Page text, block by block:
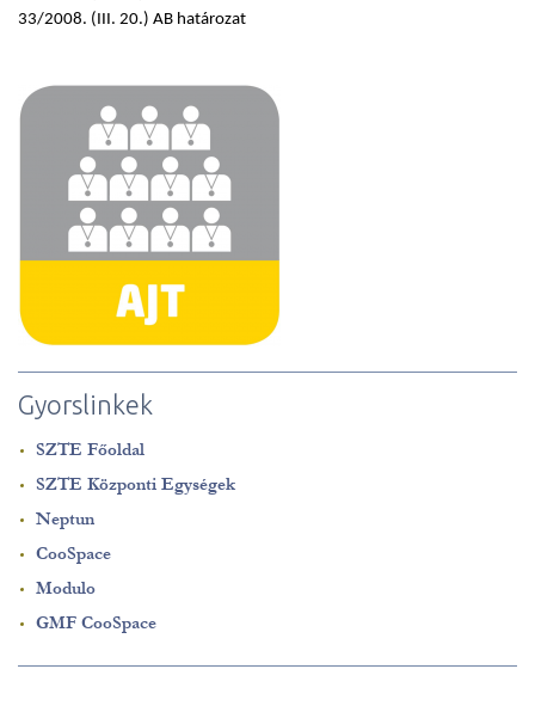
33/2008. (III. 20.) AB határozat
Gyorslinkek
SZTE Főoldal
SZTE Központi Egységek
Neptun
CooSpace
Modulo
GMF CooSpace